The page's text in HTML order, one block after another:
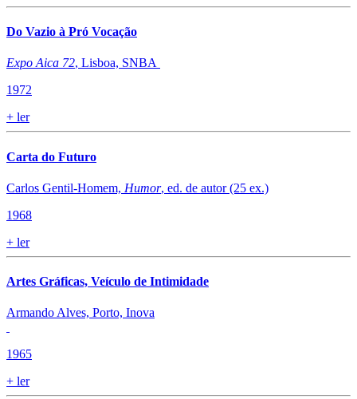
Do Vazio à Pró Vocação
Expo Aica 72, Lisboa, SNBA
1972
+ ler
​Carta do Futuro
Carlos Gentil-Homem, Humor, ed. de autor (25 ex.)
1968
+ ler
Artes Gráficas, Veículo de Intimidade
Armando Alves, Porto, Inova
1965
+ ler